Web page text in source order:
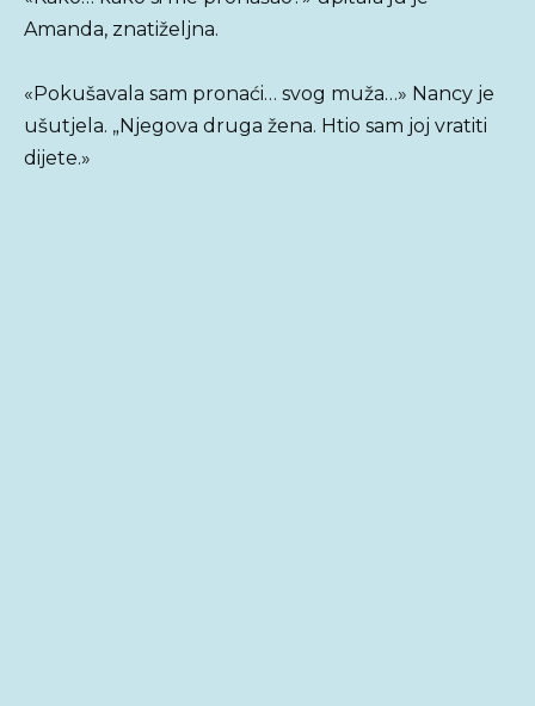
Amanda, znatiželjna.
«Pokušavala sam pronaći… svog muža…» Nancy je
ušutjela. „Njegova druga žena. Htio sam joj vratiti
dijete.»